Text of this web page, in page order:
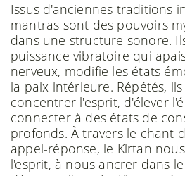
Issus d'anciennes traditions
mantras sont des pouvoirs
dans une structure sonore.
puissance vibratoire qui
nerveux, modifie les états
la paix intérieure. Répétés,
concentrer l'esprit, d'élever
connecter à des états de
profonds. À travers le chant
appel-réponse, le Kirtan
l'esprit, à nous ancrer dans